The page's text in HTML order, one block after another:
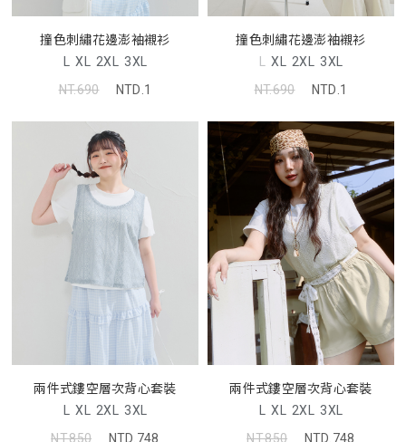
撞色刺繡花邊澎袖襯衫
L XL 2XL 3XL
NT.690
NTD.1
撞色刺繡花邊澎袖襯衫
L XL 2XL 3XL
NT.690
NTD.1
兩件式鏤空層次背心套裝
L XL 2XL 3XL
兩件式鏤空層次背心套裝
L XL 2XL 3XL